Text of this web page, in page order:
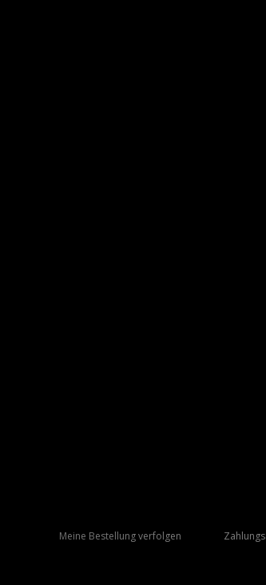
Meine Bestellung verfolgen